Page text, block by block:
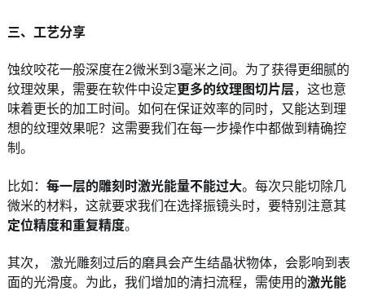
三、工艺分享
蚀纹咬花一般深度在2微米到3毫米之间。为了获得更细腻的
纹理效果，需要在软件中设定更多的纹理图切片层，这也意
味着更长的加工时间。如何在保证效率的同时，又能达到理
想的纹理效果呢？这需要我们在每一步操作中都做到精确控
制。
比如： 每一层的雕刻时激光能量不能过大。每次只能切除几
微米的材料，这就要求我们在选择振镜头时，要特别注意其
定位精度和重复精度。
其次， 激光雕刻过后的磨具会产生结晶状物体，会影响到表
面的光滑度。为此，我们增加的清扫流程，需使用的激光能